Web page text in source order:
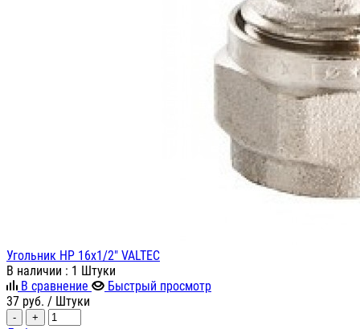
Угольник НР 16х1/2" VALTEC
В наличии : 1 Штуки
В сравнение
Быстрый просмотр
37 руб. / Штуки
- +